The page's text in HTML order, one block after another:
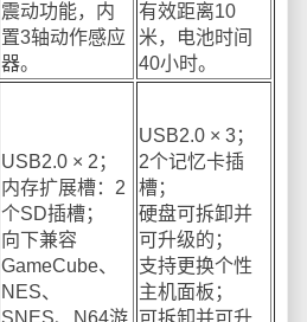
震动功能，内
置3轴动作感应
器。
有效距离10
米，电池时间
40小时。
USB2.0 × 2；
内存扩展槽：2
个SD插槽；
向下兼容
GameCube、
NES、
USB2.0 × 3；
2个记忆卡插
槽；
硬盘可拆卸并
可升级的；
支持更换个性
主机面板；